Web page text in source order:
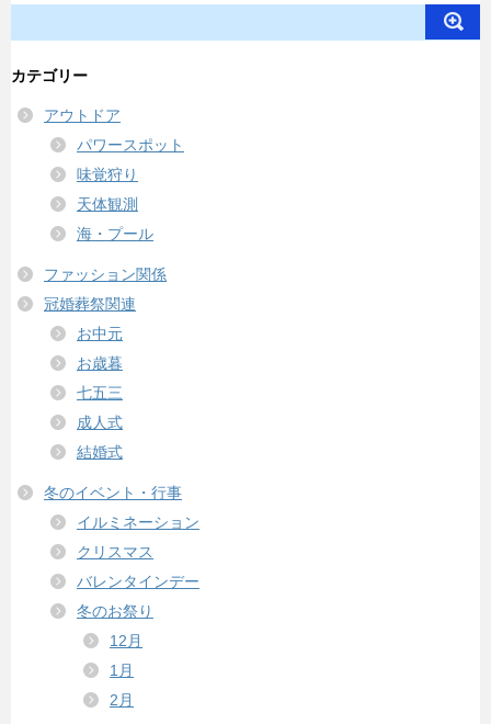
カテゴリー
アウトドア
パワースポット
味覚狩り
天体観測
海・プール
ファッション関係
冠婚葬祭関連
お中元
お歳暮
七五三
成人式
結婚式
冬のイベント・行事
イルミネーション
クリスマス
バレンタインデー
冬のお祭り
12月
1月
2月